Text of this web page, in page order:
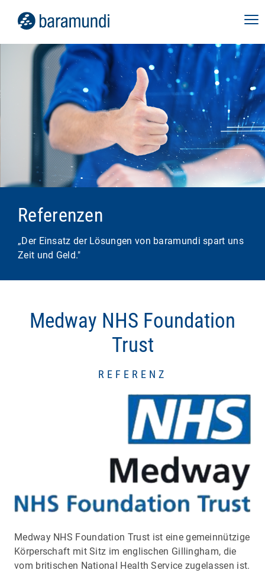
Referenzen
„Der Einsatz der Lösungen von baramundi spart uns
Zeit und Geld."
Medway NHS Foundation
Trust
REFERENZ
Medway NHS Foundation Trust ist eine gemeinnützige
Körperschaft mit Sitz im englischen Gillingham, die
vom britischen National Health Service zugelassen ist.